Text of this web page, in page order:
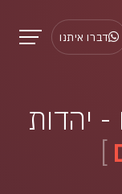
דברו איתנו
יהדות